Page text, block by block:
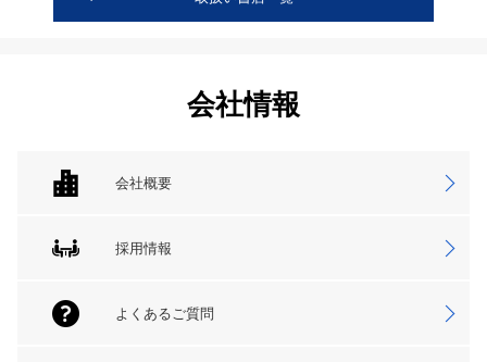
会社情報
会社概要
採用情報
よくあるご質問